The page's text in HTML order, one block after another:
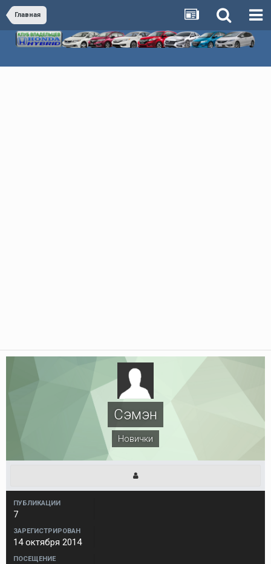
Главная
Сэмэн
Новички
ПУБЛИКАЦИИ
7
ЗАРЕГИСТРИРОВАН
14 октября 2014
ПОСЕЩЕНИЕ